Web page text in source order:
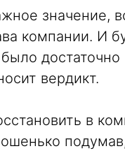
значение,
компании. И
вердикт.
в